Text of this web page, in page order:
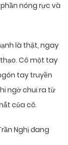
nóng rực và
là thật, ngay
Cô một tay
tay truyền
ngờ chui ra từ
của cô.
Nghị đang